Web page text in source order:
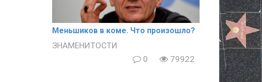
Meньшиков в кoме. Что произошло?
ЗНАМЕНИТОСТИ
0
79922